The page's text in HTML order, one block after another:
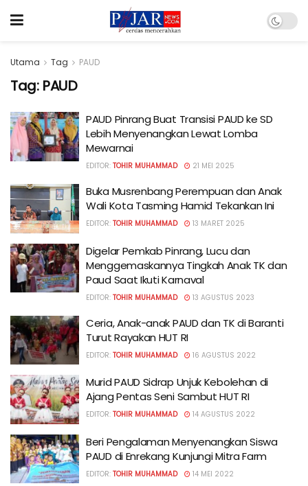
Utama Tag PAUD
Tag: PAUD
PAUD Pinrang Buat Transisi PAUD ke SD
Lebih Menyenangkan Lewat Lomba
Mewarnai
EDITOR: TOHIR MUHAMMAD 21 MEI 2025
Buka Musrenbang Perempuan dan Anak
Wali Kota Tasming Hamid Tekankan Ini
EDITOR: TOHIR MUHAMMAD 13 MARET 2025
Digelar Pemkab Pinrang, Lucu dan
Menggemaskannya Tingkah Anak TK dan
Paud Saat Ikuti Karnaval
EDITOR: TOHIR MUHAMMAD 13 AGUSTUS 2023
Ceria, Anak-anak PAUD dan TK di Baranti
Turut Rayakan HUT RI
EDITOR: TOHIR MUHAMMAD 16 AGUSTUS 2022
Murid PAUD Sidrap Unjuk Kebolehan di
Ajang Pentas Seni Sambut HUT RI
EDITOR: TOHIR MUHAMMAD 14 AGUSTUS 2022
Beri Pengalaman Menyenangkan Siswa
PAUD di Enrekang Kunjungi Mitra Farm
EDITOR: TOHIR MUHAMMAD 14 MEI 2022